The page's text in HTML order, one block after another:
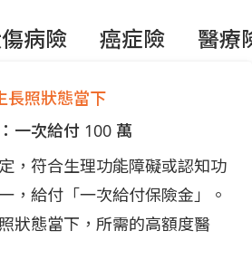
病險 癌症險 醫療
長照狀態當下
一次給付 100 萬
，符合生理功能障礙或認知功
，給付「一次給付保險金」。
狀態當下，所需的高額度醫